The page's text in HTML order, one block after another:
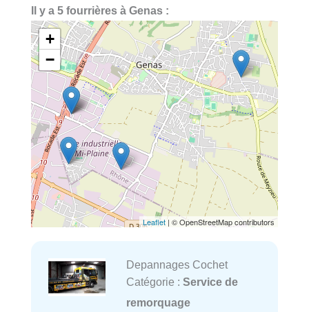
Il y a 5 fourrières à Genas :
+
−
Leaflet| © OpenStreetMap contributors
Depannages Cochet
Catégorie : Service de
remorquage